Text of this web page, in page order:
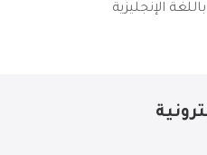
الإنجليزية